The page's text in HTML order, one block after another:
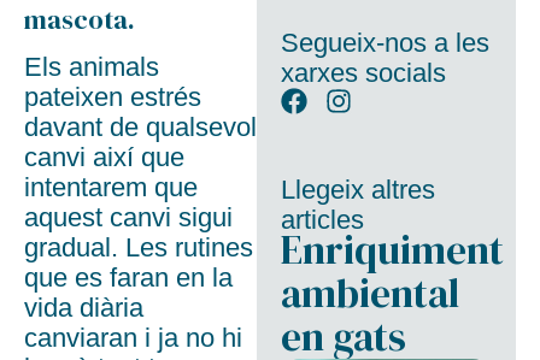
mascota.
Els animals
pateixen estrés
davant de qualsevol
canvi així que
intentarem que
aquest canvi sigui
gradual. Les rutines
que es faran en la
vida diària
canviaran i ja no hi
Segueix-nos a les
xarxes socials
Llegeix altres
articles
Enriquiment
ambiental
en gats